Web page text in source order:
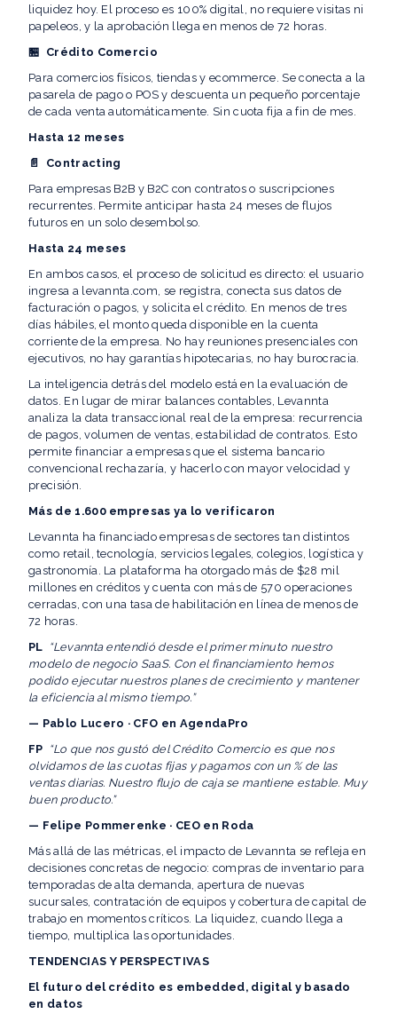
liquidez hoy. El proceso es 100% digital, no requiere visitas ni
papeleos, y la aprobación llega en menos de 72 horas.
🏪 Crédito Comercio
Para comercios físicos, tiendas y ecommerce. Se conecta a la
pasarela de pago o POS y descuenta un pequeño porcentaje
de cada venta automáticamente. Sin cuota fija a fin de mes.
Hasta 12 meses
📄 Contracting
Para empresas B2B y B2C con contratos o suscripciones
recurrentes. Permite anticipar hasta 24 meses de flujos
futuros en un solo desembolso.
Hasta 24 meses
En ambos casos, el proceso de solicitud es directo: el usuario
ingresa a levannta.com, se registra, conecta sus datos de
facturación o pagos, y solicita el crédito. En menos de tres
días hábiles, el monto queda disponible en la cuenta
corriente de la empresa. No hay reuniones presenciales con
ejecutivos, no hay garantías hipotecarias, no hay burocracia.
La inteligencia detrás del modelo está en la evaluación de
datos. En lugar de mirar balances contables, Levannta
analiza la data transaccional real de la empresa: recurrencia
de pagos, volumen de ventas, estabilidad de contratos. Esto
permite financiar a empresas que el sistema bancario
convencional rechazaría, y hacerlo con mayor velocidad y
precisión.
Más de 1.600 empresas ya lo verificaron
Levannta ha financiado empresas de sectores tan distintos
como retail, tecnología, servicios legales, colegios, logística y
gastronomía. La plataforma ha otorgado más de $28 mil
millones en créditos y cuenta con más de 570 operaciones
cerradas, con una tasa de habilitación en línea de menos de
72 horas.
PL “Levannta entendió desde el primer minuto nuestro
modelo de negocio SaaS. Con el financiamiento hemos
podido ejecutar nuestros planes de crecimiento y mantener
la eficiencia al mismo tiempo.”
— Pablo Lucero · CFO en AgendaPro
FP “Lo que nos gustó del Crédito Comercio es que nos
olvidamos de las cuotas fijas y pagamos con un % de las
ventas diarias. Nuestro flujo de caja se mantiene estable. Muy
buen producto.”
— Felipe Pommerenke · CEO en Roda
Más allá de las métricas, el impacto de Levannta se refleja en
decisiones concretas de negocio: compras de inventario para
temporadas de alta demanda, apertura de nuevas
sucursales, contratación de equipos y cobertura de capital de
trabajo en momentos críticos. La liquidez, cuando llega a
tiempo, multiplica las oportunidades.
TENDENCIAS Y PERSPECTIVAS
El futuro del crédito es embedded, digital y basado
en datos